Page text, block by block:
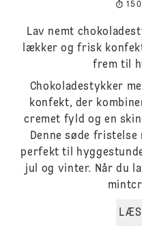
Lav nemt
lækker og frisk
frem til
Chokoladestykker
konfekt, der
cremet fyld og en
Denne søde fristelse
perfekt til
jul og vinter. Når du